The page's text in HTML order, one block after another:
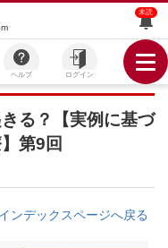
未読
ヘルプ ログイン
る？【実例に基づ
第9回
インデックスページへ戻る